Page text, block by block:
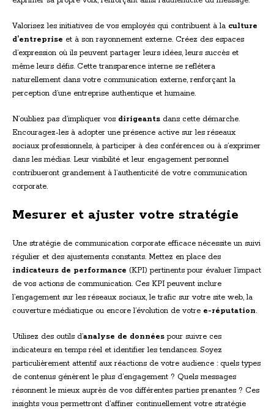
Valorisez les initiatives de vos employés qui contribuent à la culture
d’entreprise et à son rayonnement externe. Créez des espaces
d’expression où ils peuvent partager leurs idées, leurs succès et
même leurs défis. Cette transparence interne se reflétera
naturellement dans votre communication externe, renforçant la
perception d’une entreprise authentique et humaine.
N’oubliez pas d’impliquer vos dirigeants dans cette démarche.
Encouragez-les à adopter une présence active sur les réseaux
sociaux professionnels, à participer à des conférences ou à s’exprimer
dans les médias. Leur visibilité et leur engagement personnel
contribueront grandement à l’authenticité de votre communication
corporate.
Mesurer et ajuster votre stratégie
Une stratégie de communication corporate efficace nécessite un suivi
régulier et des ajustements constants. Mettez en place des
indicateurs de performance (KPI) pertinents pour évaluer l’impact
de vos actions de communication. Ces KPI peuvent inclure
l’engagement sur les réseaux sociaux, le trafic sur votre site web, la
couverture médiatique ou encore l’évolution de votre e-réputation.
Utilisez des outils d’analyse de données pour suivre ces
indicateurs en temps réel et identifier les tendances. Soyez
particulièrement attentif aux réactions de votre audience : quels types
de contenus génèrent le plus d’engagement ? Quels messages
résonnent le mieux auprès de vos différentes parties prenantes ? Ces
insights vous permettront d’affiner continuellement votre stratégie